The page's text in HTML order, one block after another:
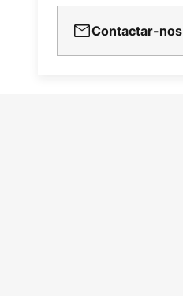
Contactar-nos